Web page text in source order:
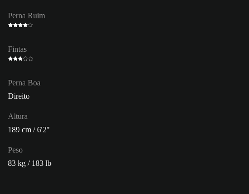
Perna Ruim
Fintas
Perna Boa
Direito
Altura
189 cm / 6'2"
Peso
83 kg / 183 lb